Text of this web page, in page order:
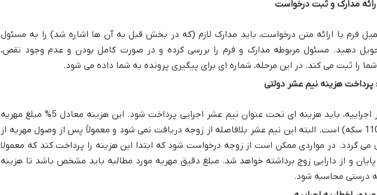
مدارک و ثبت درخواست
فرم یا ارائه متن درخواست، باید مدارک لازم (که در بخش قبل به آن ها اشاره شد) را به مسئول
دهید. مسئول مربوطه مدارک و فرم را بررسی کرده و در صورت کامل بودن و عدم وجود نقص،
را ثبت می کند. در این مرحله، شماره ای برای پیگیری پرونده به شما داده می شود.
پرداخت هزینه نیم عشر دولتی
برای صدور اجراییه، باید هزینه ای تحت عنوان نیم عشر اجرایی پرداخت شود. این هزینه معادل 5% مبلغ مهریه
(تا سقف 110 سکه) است. البته این نیم عشر بلافاصله از زوجه دریافت نمی شود و معمولاً پس از وصول مهریه از
می گردد. در مواردی ممکن است از زوجه درخواست شود که ابتدا این هزینه را پرداخت کند که معمولا
و از دارایی زوج برداشته خواهد شد. مبلغ دقیق مهریه مورد مطالبه باید مشخص باشد تا هزینه
درستی محاسبه شود.